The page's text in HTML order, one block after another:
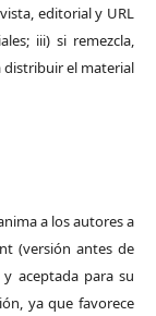
editorial y URL
iii) si remezcla,
distribuir el material
a los autores a
(versión antes de
aceptada para su
ya que favorece